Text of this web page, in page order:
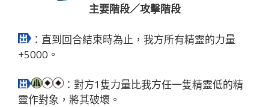
主要階段／攻擊階段
：直到回合結束時為止，我方所有精靈的力量
+5000。
：對方1隻力量比我方任一隻精靈低的精
靈作對象，將其破壞。